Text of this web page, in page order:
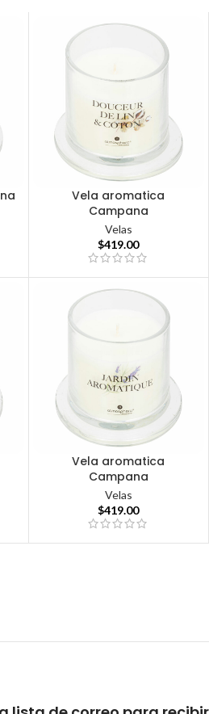
Vela aromatica
Campana
Velas
$419.00
Vela aromatica
Campana
Velas
$419.00